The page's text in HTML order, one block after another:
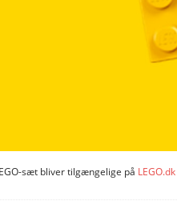
sæt bliver tilgængelige på LEGO.dk